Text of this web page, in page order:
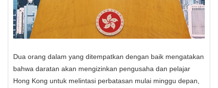
Dua orang dalam yang ditempatkan dengan baik mengatakan
bahwa daratan akan mengizinkan pengusaha dan pelajar
Hong Kong untuk melintasi perbatasan mulai minggu depan,